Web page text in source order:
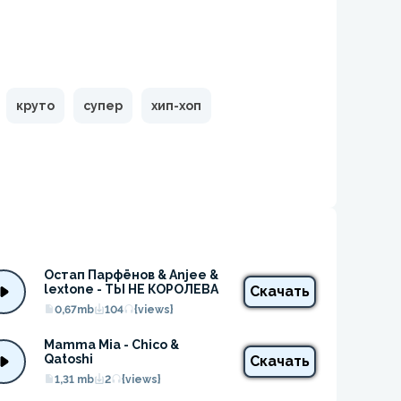
круто супер хип-хоп
Остап Парфёнов & Anjee &
lextone - ТЫ НЕ КОРОЛЕВА
0,67mb 104 {views}
Скачать
Mamma Mia - Chico &
Qatoshi
1,31 mb 2 {views}
Скачать